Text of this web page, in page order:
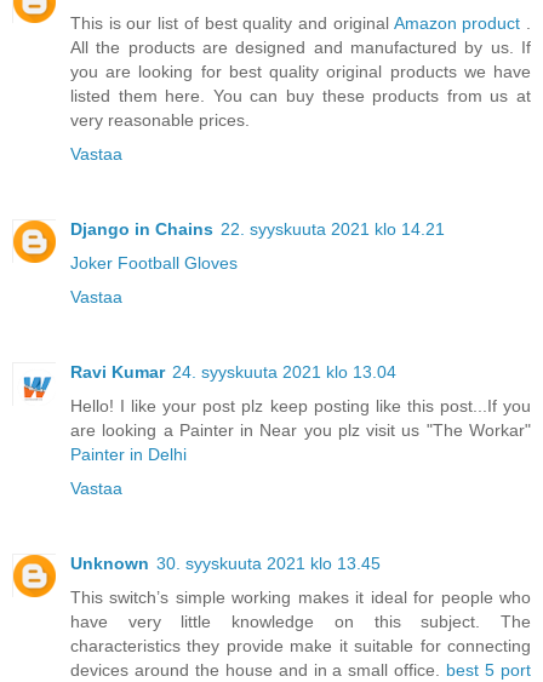
This is our list of best quality and original Amazon product
All the products are designed and manufactured by us. If
you are looking for best quality original products we have
listed them here. You can buy these products from us at
very reasonable prices.
Vastaa
Django in Chains 22. syyskuuta 2021 klo 14.21
Joker Football Gloves
Vastaa
Ravi Kumar 24. syyskuuta 2021 klo 13.04
Hello! I like your post plz keep posting like this post...If you
are looking a Painter in Near you plz visit us "The Workar"
Painter in Delhi
Vastaa
Unknown 30. syyskuuta 2021 klo 13.45
This switch’s simple working makes it ideal for people who
have very little knowledge on this subject. The
characteristics they provide make it suitable for connecting
devices around the house and in a small office. best 5 port